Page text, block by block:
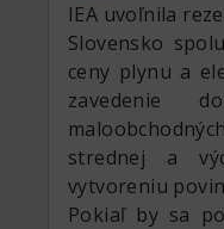
IEA uvoľnila
Slovensko
ceny plynu a
zavedenie
strednej a
vytvoreniu
Pokiaľ by sa